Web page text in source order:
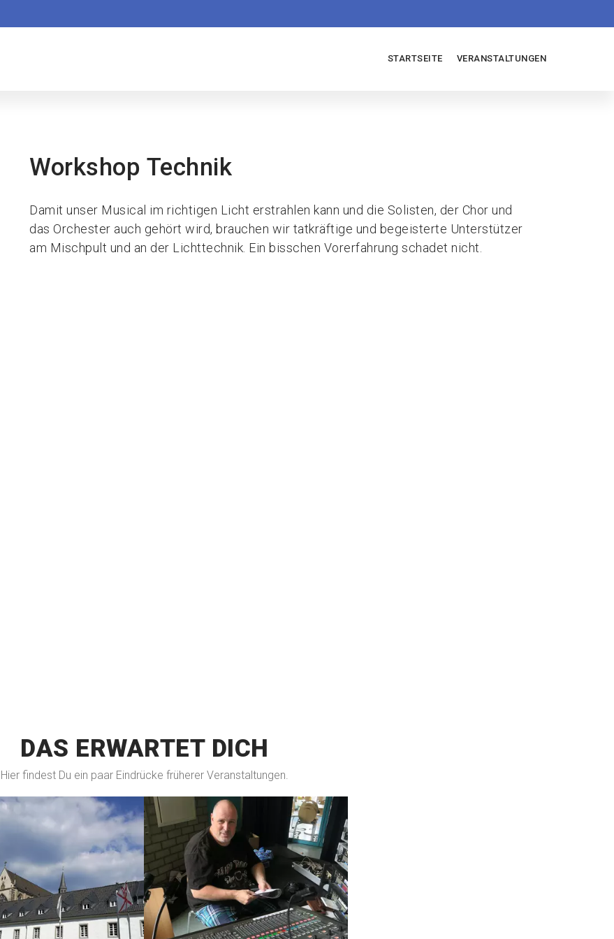
STARTSEITE VERANSTALTUNGEN
Workshop Technik
Damit unser Musical im richtigen Licht erstrahlen kann und die Solisten, der Chor und
das Orchester auch gehört wird, brauchen wir tatkräftige und begeisterte Unterstützer
am Mischpult und an der Lichttechnik. Ein bisschen Vorerfahrung schadet nicht.
DAS ERWARTET DICH
Hier findest Du ein paar Eindrücke früherer Veranstaltungen.
ANZEIGEN ANZEIGEN